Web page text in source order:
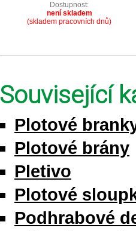
Dostupnost:
není skladem
(skladem pracovních dnů)
Související
Plotové
Plotové brány
Pletivo
Plotové
Podhrabové